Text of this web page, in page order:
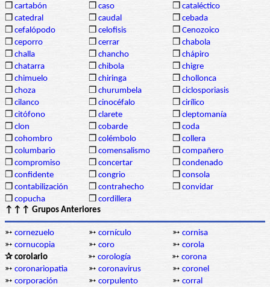
❒ cartabón ❒ caso ❒ cataléctico
❒ catedral ❒ caudal ❒ cebada
❒ cefalópodo ❒ celofisis ❒ Cenozoico
❒ ceporro ❒ cerrar ❒ chabola
❒ challa ❒ chancho ❒ chápiro
❒ chatarra ❒ chibola ❒ chigre
❒ chimuelo ❒ chiringa ❒ chollonca
❒ choza ❒ churumbela ❒ ciclosporiasis
❒ cilanco ❒ cinocéfalo ❒ cirílico
❒ citófono ❒ clarete ❒ cleptomanía
❒ clon ❒ cobarde ❒ coda
❒ cohombro ❒ colémbolo ❒ collera
❒ columbario ❒ comensalismo ❒ compañero
❒ compromiso ❒ concertar ❒ condenado
❒ confidente ❒ congrio ❒ consola
❒ contabilización ❒ contrahecho ❒ convidar
❒ copucha ❒ cordillera
↑↑↑ Grupos Anteriores
➳ cornezuelo ➳ cornículo ➳ cornisa
➳ cornucopia ➳ coro ➳ corola
✰ corolario
➳ corología ➳ corona
➳ coronariopatia ➳ coronavirus ➳ coronel
➳ corporación ➳ corpulento ➳ corral